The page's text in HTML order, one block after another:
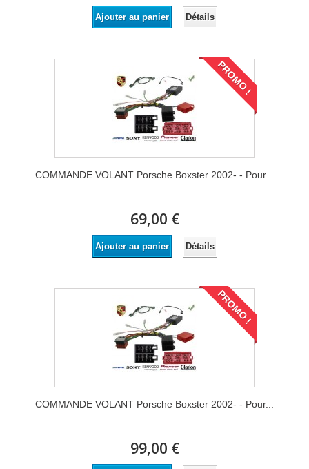
Ajouter au panier Détails
PROMO !
COMMANDE VOLANT Porsche Boxster 2002- - Pour...
69,00 €
Ajouter au panier Détails
PROMO !
COMMANDE VOLANT Porsche Boxster 2002- - Pour...
99,00 €